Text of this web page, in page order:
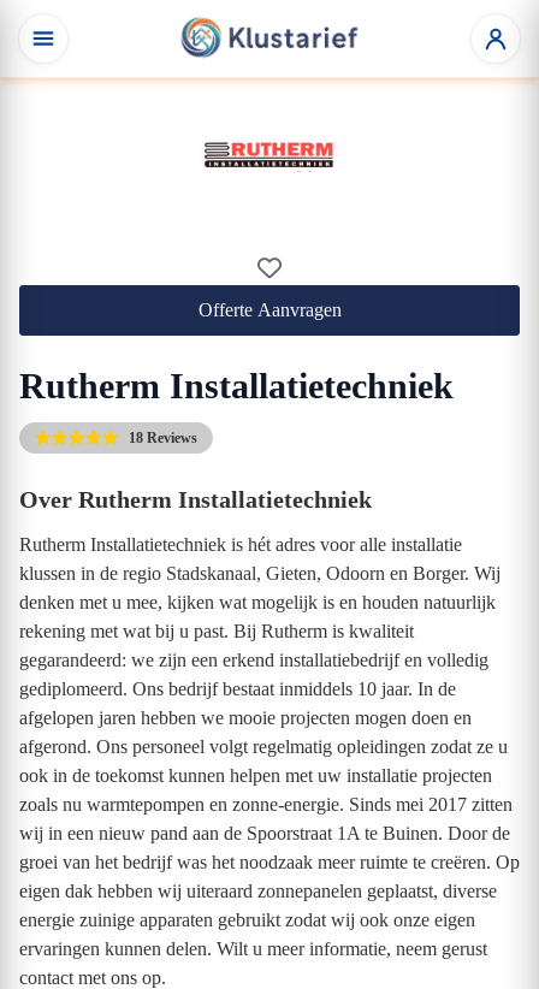
Offerte Aanvragen
Rutherm Installatietechniek
18 Reviews
Over Rutherm Installatietechniek
Rutherm Installatietechniek is hét adres voor alle installatie
klussen in de regio Stadskanaal, Gieten, Odoorn en Borger. Wij
denken met u mee, kijken wat mogelijk is en houden natuurlijk
rekening met wat bij u past. Bij Rutherm is kwaliteit
gegarandeerd: we zijn een erkend installatiebedrijf en volledig
gediplomeerd. Ons bedrijf bestaat inmiddels 10 jaar. In de
afgelopen jaren hebben we mooie projecten mogen doen en
afgerond. Ons personeel volgt regelmatig opleidingen zodat ze u
ook in de toekomst kunnen helpen met uw installatie projecten
zoals nu warmtepompen en zonne-energie. Sinds mei 2017 zitten
wij in een nieuw pand aan de Spoorstraat 1A te Buinen. Door de
groei van het bedrijf was het noodzaak meer ruimte te creëren. Op
eigen dak hebben wij uiteraard zonnepanelen geplaatst, diverse
energie zuinige apparaten gebruikt zodat wij ook onze eigen
ervaringen kunnen delen. Wilt u meer informatie, neem gerust
contact met ons op.